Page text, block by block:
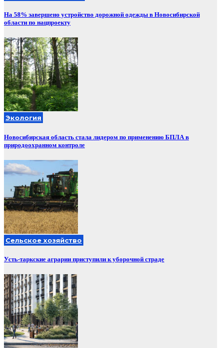
На 58% завершено устройство дорожной одежды в Новосибирской
области по нацпроекту
Экология
Новосибирская область стала лидером по применению БПЛА в
природоохранном контроле
Сельское хозяйство
Усть-таркские аграрии приступили к уборочной страде